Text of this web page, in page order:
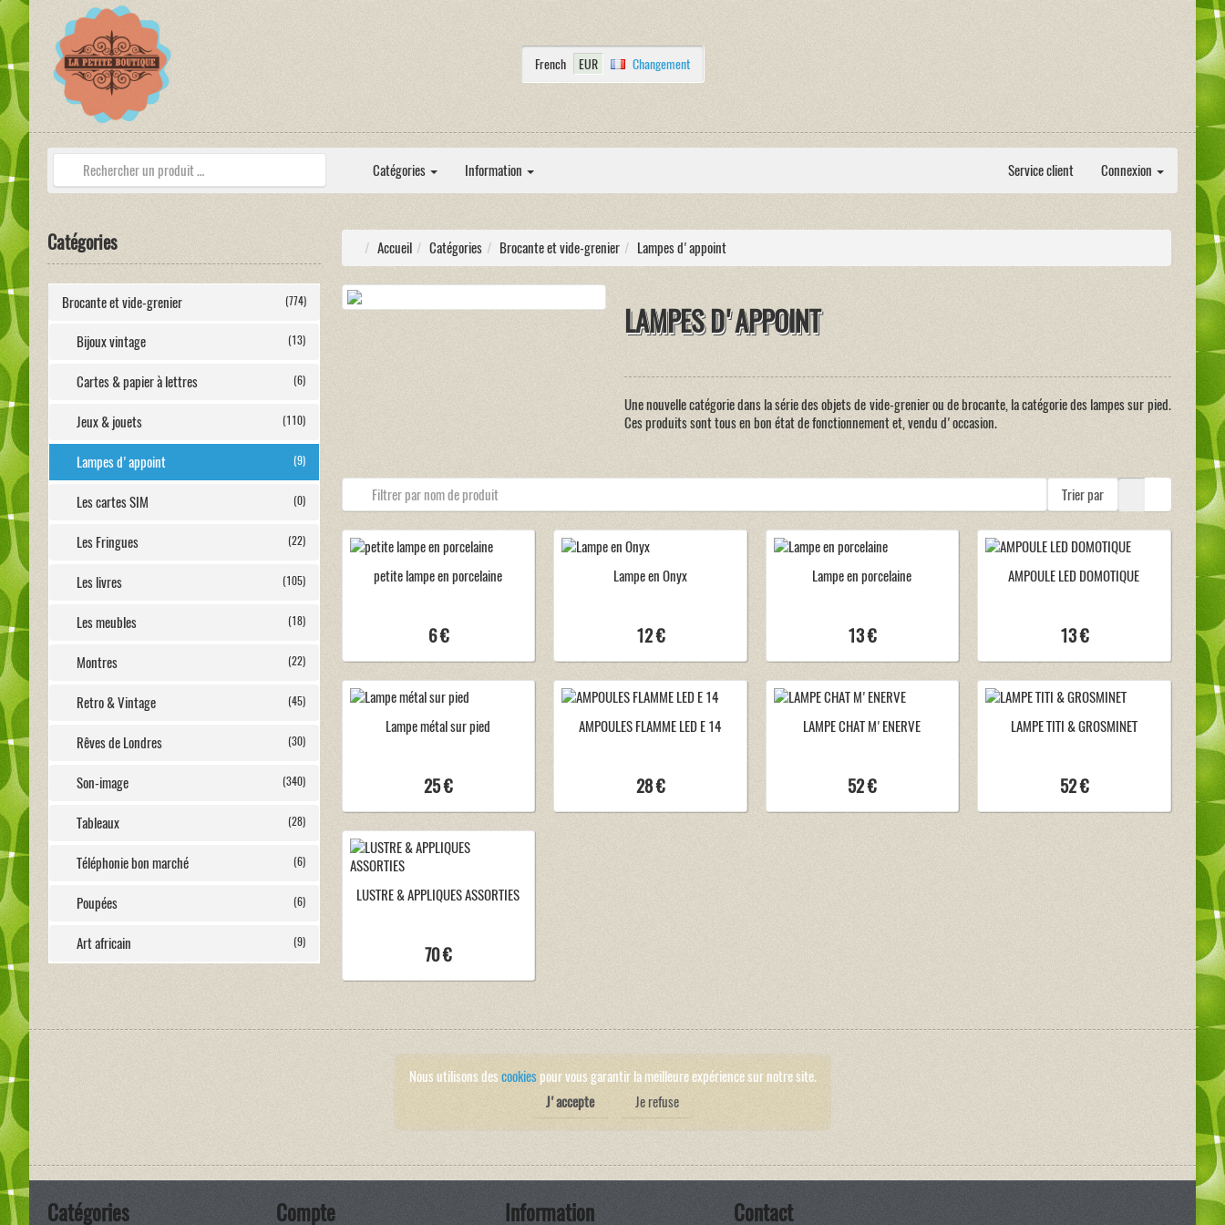
French EUR Changement
Catégories Information Service client Connexion
Catégories
Brocante et vide-grenier (774)
Bijoux vintage (13)
Cartes & papier à lettres (6)
Jeux & jouets (110)
Lampes d'appoint (9)
Les cartes SIM (0)
Les Fringues (22)
Les livres (105)
Les meubles (18)
Montres (22)
Retro & Vintage (45)
Rêves de Londres (30)
Son-image (340)
Tableaux (28)
Téléphonie bon marché (6)
Poupées (6)
Art africain (9)
Accueil Catégories Brocante et vide-grenier Lampes d'appoint
LAMPES D'APPOINT
Une nouvelle catégorie dans la série des objets de vide-grenier ou de brocante, la catégorie des lampes sur pied.
Ces produits sont tous en bon état de fonctionnement et, vendu d'occasion.
Trier par
petite lampe en porcelaine
6 €
Lampe en Onyx
12 €
Lampe en porcelaine
13 €
AMPOULE LED DOMOTIQUE
13 €
Lampe métal sur pied
25 €
AMPOULES FLAMME LED E 14
28 €
LAMPE CHAT M'ENERVE
52 €
LAMPE TITI & GROSMINET
52 €
LUSTRE & APPLIQUES ASSORTIES
70 €
Nous utilisons des cookiespour vous garantir la meilleure expérience sur notre site.
J'accepte
Je refuse
Catégories Compte Information Contact